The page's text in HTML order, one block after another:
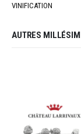
VINIFICATION
AUTRES